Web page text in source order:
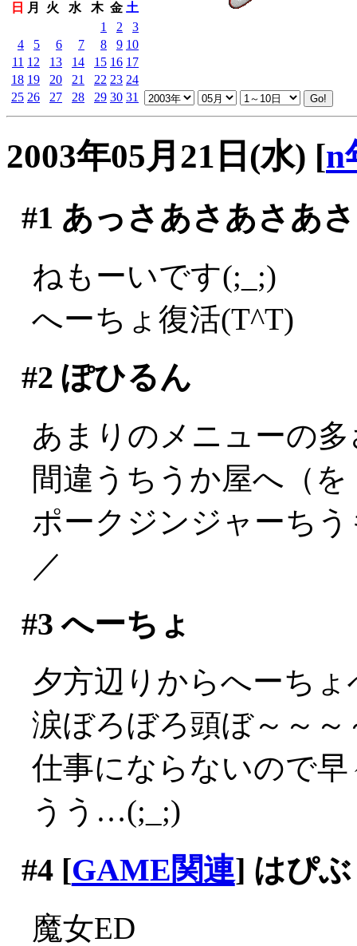
日
月 火 水 木 金 土
1
2
3
4
5 6 7 8 9 10
11 12 13 14 15 16 17
18 19 20 21 22 23 24
25 26 27 28 29 30 31
2003年05月21日(水) [n
#1 あっさあさあさあ
ねもーいです(;_;)
へーちょ復活(T^T)
#2 ぽひるん
あまりのメニューの
間違うちうか屋へ（を
ポークジンジャーち
／
#3 へーちょ
夕方辺りからへーち
涙ぼろぼろ頭ぼ～～～
仕事にならないので
うう…(;_;)
#4[GAME関連] はぴ
魔女ED